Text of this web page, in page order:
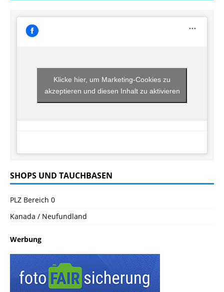
Klicke hier, um Marketing-Cookies zu
akzeptieren und diesen Inhalt zu aktivieren
SHOPS UND TAUCHBASEN
PLZ Bereich 0
Kanada / Neufundland
Werbung